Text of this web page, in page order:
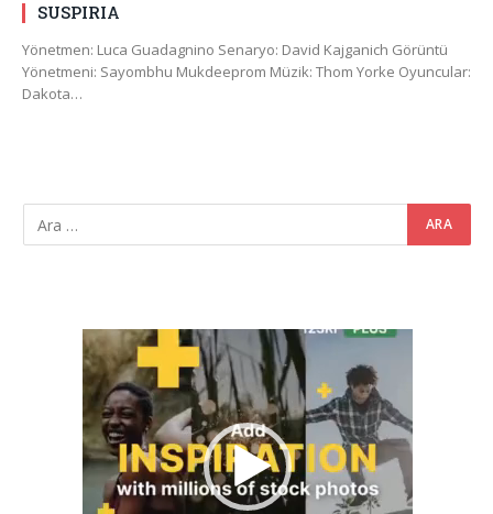
SUSPIRIA
Yönetmen: Luca Guadagnino Senaryo: David Kajganich Görüntü
Yönetmeni: Sayombhu Mukdeeprom Müzik: Thom Yorke Oyuncular:
Dakota…
Video
oynatıcı